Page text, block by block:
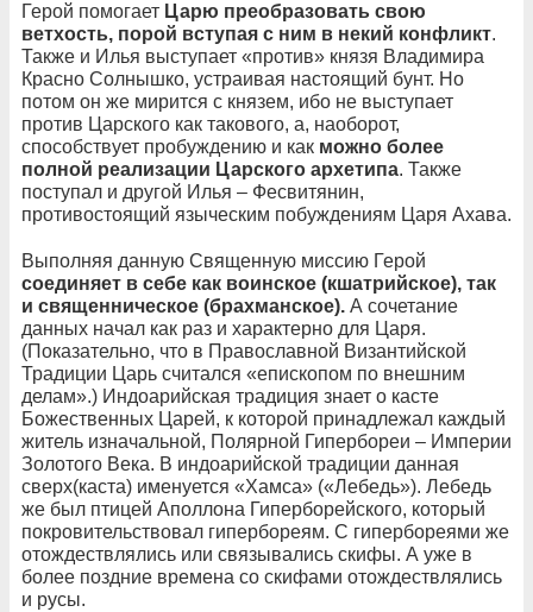
Герой помогает Царю преобразовать свою
ветхость, порой вступая с ним в некий конфликт.
Также и Илья выступает «против» князя Владимира
Красно Солнышко, устраивая настоящий бунт. Но
потом он же мирится с князем, ибо не выступает
против Царского как такового, а, наоборот,
способствует пробуждению и как можно более
полной реализации Царского архетипа. Также
поступал и другой Илья – Фесвитянин,
противостоящий языческим побуждениям Царя Ахава.
Выполняя данную Священную миссию Герой
соединяет в себе как воинское (кшатрийское), так
и священническое (брахманское). А сочетание
данных начал как раз и характерно для Царя.
(Показательно, что в Православной Византийской
Традиции Царь считался «епископом по внешним
делам».) Индоарийская традиция знает о касте
Божественных Царей, к которой принадлежал каждый
житель изначальной, Полярной Гипербореи – Империи
Золотого Века. В индоарийской традиции данная
сверх(каста) именуется «Хамса» («Лебедь»). Лебедь
же был птицей Аполлона Гиперборейского, который
покровительствовал гипербореям. С гипербореями же
отождествлялись или связывались скифы. А уже в
более поздние времена со скифами отождествлялись
и русы.